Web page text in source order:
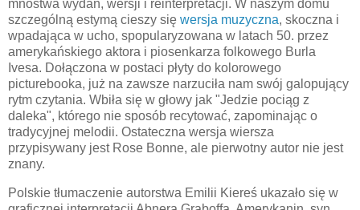
mnóstwa wydań, wersji i reinterpretacji. W naszym domu
szczególną estymą cieszy się wersja muzyczna, skoczna i
wpadająca w ucho, spopularyzowana w latach 50. przez
amerykańskiego aktora i piosenkarza folkowego Burla
Ivesa. Dołączona w postaci płyty do kolorowego
picturebooka, już na zawsze narzuciła nam swój galopujący
rytm czytania. Wbiła się w głowy jak "Jedzie pociąg z
daleka", którego nie sposób recytować, zapominając o
tradycyjnej melodii. Ostateczna wersja wiersza
przypisywany jest Rose Bonne, ale pierwotny autor nie jest
znany.
Polskie tłumaczenie autorstwa Emilii Kiereś ukazało się w